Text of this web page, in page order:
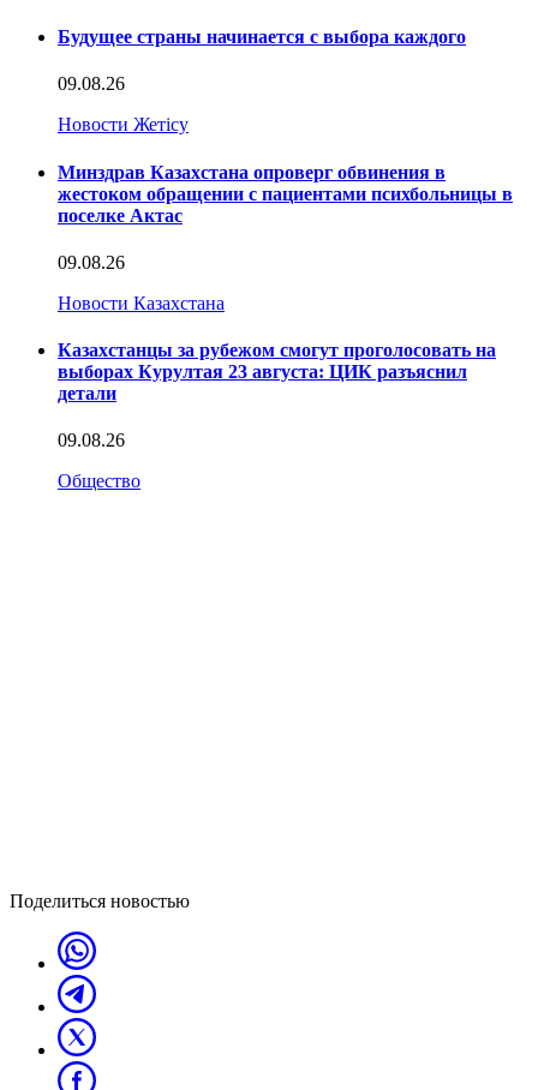
Будущее страны начинается с выбора каждого
09.08.26
Новости Жетісу
Минздрав Казахстана опроверг обвинения в
жестоком обращении с пациентами психбольницы в
поселке Актас
09.08.26
Новости Казахстана
Казахстанцы за рубежом смогут проголосовать на
выборах Курултая 23 августа: ЦИК разъяснил
детали
09.08.26
Общество
Поделиться новостью